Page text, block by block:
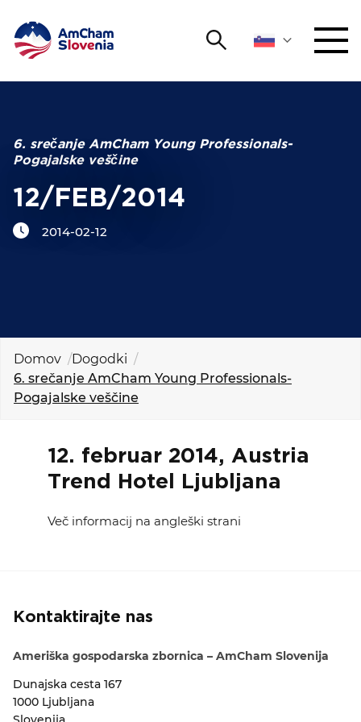
Išči
ZAGOVORNIŠTVO
AmChamYOUNG
MEDNARODNO SODELOVANJE
KOLEDAR DOGODKOV
KONTAKT
GALERIJA
6. srečanje AmCham Young Professionals-
Pogajalske veščine
12/FEB/2014
2014-02-12
Domov
Dogodki
6. srečanje AmCham Young Professionals-
Pogajalske veščine
12. februar 2014, Austria
Trend Hotel Ljubljana
Več informacij na angleški strani
Kontaktirajte nas
Ameriška gospodarska zbornica – AmCham Slovenija
Dunajska cesta 167
1000 Ljubljana